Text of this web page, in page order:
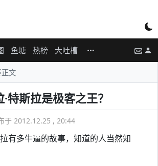
鱼塘 热榜 大吐槽
文
特斯拉是极客之王？
于 2012.12.25 , 20:44
有多牛逼的故事，知道的人当然知